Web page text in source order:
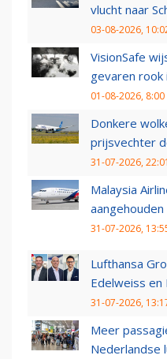
vlucht naar
03-08-2026,
VisionSafe
gevaren rook
01-08-2026, 8:00
Donkere
prijsvechter
31-07-2026, 22:01
Malaysia
31-07-2026,
Lufthansa
Edelweiss en
31-07-2026,
Meer
Nederlandse